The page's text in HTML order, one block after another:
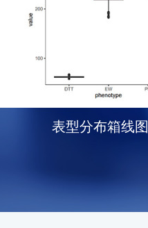
表型分布箱线图